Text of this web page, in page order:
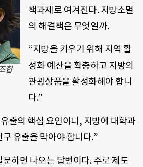
합
책과제로 여겨진다. 지방소멸
의 해결책은 무엇일까.
“지방을 키우기 위해 지역 활
성화 예산을 확충하고 지방의
관광상품을 활성화해야 합니
다.”
출의 핵심 요인이니, 지방에 대학과
유출을 막아야 합니다.”
하면 나오는 답변이다. 주로 제도